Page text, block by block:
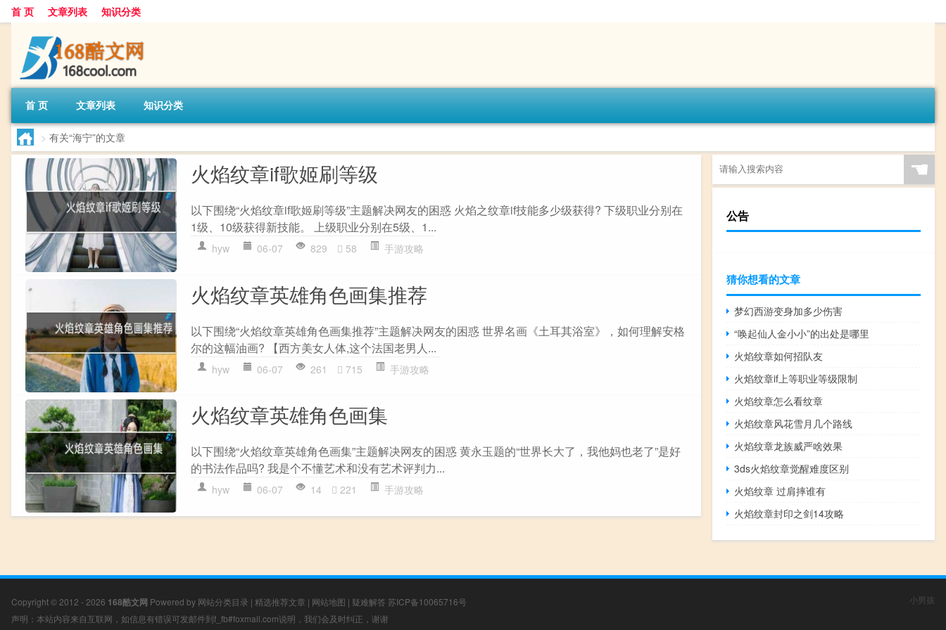
首 页 文章列表 知识分类
首 页 文章列表 知识分类
> 有关“海宁”的文章
火焰纹章if歌姬刷等级
以下围绕“火焰纹章if歌姬刷等级”主题解决网友的困惑 火焰之纹章if技能多少级获得? 下级职业分别在
1级、10级获得新技能。 上级职业分别在5级、1...
hyw 06-07 829 58 手游攻略
火焰纹章英雄角色画集推荐
以下围绕“火焰纹章英雄角色画集推荐”主题解决网友的困惑 世界名画《土耳其浴室》，如何理解安格
尔的这幅油画? 【西方美女人体,这个法国老男人...
hyw 06-07 261 715 手游攻略
火焰纹章英雄角色画集
以下围绕“火焰纹章英雄角色画集”主题解决网友的困惑 黄永玉题的“世界长大了，我他妈也老了”是好
的书法作品吗? 我是个不懂艺术和没有艺术评判力...
hyw 06-07 14 221 手游攻略
☚
公告
猜你想看的文章
梦幻西游变身加多少伤害
“唤起仙人金小小”的出处是哪里
火焰纹章如何招队友
火焰纹章if上等职业等级限制
火焰纹章怎么看纹章
火焰纹章风花雪月几个路线
火焰纹章龙族威严啥效果
3ds火焰纹章觉醒难度区别
火焰纹章 过肩摔谁有
火焰纹章封印之剑14攻略
Copyright © 2012 - 2026 168酷文网 Powered by 网站分类目录 | 精选推荐文章 | 网站地图 | 疑难解答 苏ICP备10065716号
声明：本站内容来自互联网，如信息有错误可发邮件到f_fb#foxmail.com说明，我们会及时纠正，谢谢
小男孩